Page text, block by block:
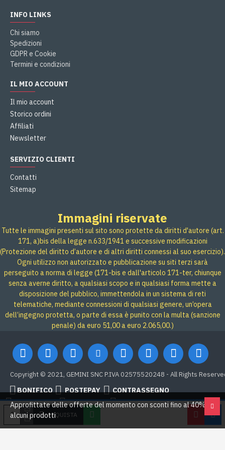
ACQUISTA
INFO LINKS
Chi siamo
Spedizioni
GDPR e Cookie
Termini e condizioni
IL MIO ACCOUNT
Il mio account
Storico ordini
Affiliati
Newsletter
SERVIZIO CLIENTI
Contatti
Sitemap
Immagini riservate
Tutte le immagini presenti sul sito sono protette da diritti d'autore (art.
171, a)bis della legge n.633/1941 e successive modificazioni
(Protezione del diritto d’autore e di altri diritti connessi al suo esercizio).
Ogni utilizzo non autorizzato e pubblicazione su siti terzi sarà
perseguito a norma di legge (171-bis e dall'articolo 171-ter, chiunque
senza averne diritto, a qualsiasi scopo e in qualsiasi forma mette a
disposizione del pubblico, immettendola in un sistema di reti
telematiche, mediante connessioni di qualsiasi genere, un’opera
dell’ingegno protetta, o parte di essa è punito con la multa (sanzione
penale) da euro 51,00 a euro 2.065,00.)
Copyright © 2021, GEMINI SNC P.IVA 02575520248 - All Rights
BONIFICO POSTEPAY
CONTRASSEGNO
Credit card
Google Pay PAYPAL
Approfittate delle offerte del momento con sconti fino al 40% su
alcuni prodotti